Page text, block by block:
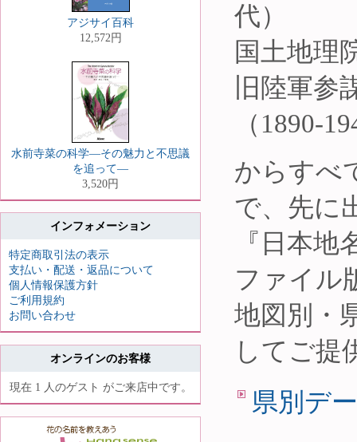
アジサイ百科
12,572円
水前寺菜の科学—その魅力と不思議
を追って—
3,520円
インフォメーション
特定商取引法の表示
支払い・配送・返品について
個人情報保護方針
ご利用規約
お問い合わせ
オンラインのお客様
現在 1 人のゲスト がご来店中です。
代）
国土地理
旧陸軍参
（1890-
からすべ
で、先に
『日本
ファイル
地図別・
してご提
県別デ